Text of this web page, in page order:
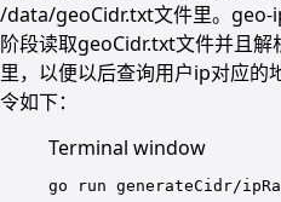
/data/geoCidr.txt文件里。geo-
阶段读取geoCidr.txt文件并且
里，以便以后查询用户ip对应的
令如下：
Terminal window
go run generateCidr/